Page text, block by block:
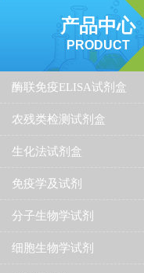
产品中心
PRODUCT
酶联免疫ELISA试剂盒
农残类检测试剂盒
生化法试剂盒
免疫学及试剂
分子生物学试剂
细胞生物学试剂